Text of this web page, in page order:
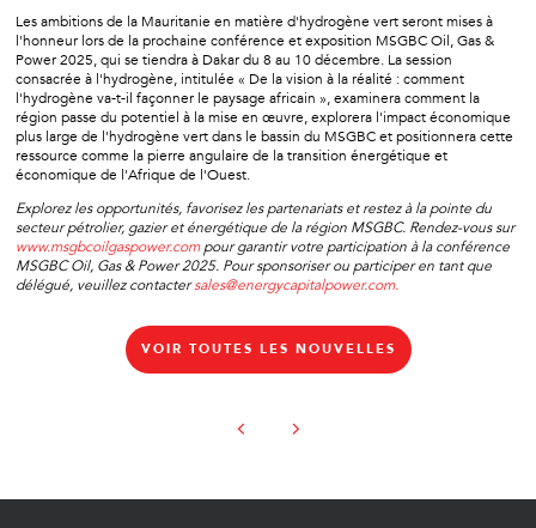
Les ambitions de la Mauritanie en matière d'hydrogène vert seront mises à
l'honneur lors de la prochaine conférence et exposition MSGBC Oil, Gas &
Power 2025, qui se tiendra à Dakar du 8 au 10 décembre. La session
consacrée à l'hydrogène, intitulée « De la vision à la réalité : comment
l'hydrogène va-t-il façonner le paysage africain », examinera comment la
région passe du potentiel à la mise en œuvre, explorera l'impact économique
plus large de l'hydrogène vert dans le bassin du MSGBC et positionnera cette
ressource comme la pierre angulaire de la transition énergétique et
économique de l'Afrique de l'Ouest.
Explorez les opportunités, favorisez les partenariats et restez à la pointe du
secteur pétrolier, gazier et énergétique de la région MSGBC. Rendez-vous sur
www.msgbcoilgaspower.compour garantir votre participation à la conférence
MSGBC Oil, Gas & Power 2025. Pour sponsoriser ou participer en tant que
délégué, veuillez contactersales@energycapitalpower.com.
VOIR TOUTES LES NOUVELLES